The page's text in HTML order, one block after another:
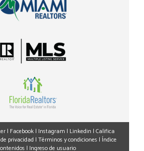
| Facebook | Instagram | Linkedin | Califica
privacidad | Términos y condiciones | Índice
| Ingreso de usuario